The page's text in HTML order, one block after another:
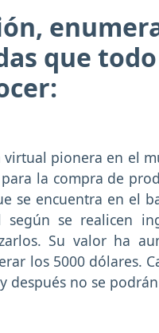
que
virtual pionera en el
la compra de
se encuentra en el
según se realicen
Su valor ha
los 5000 dólares.
y después no se